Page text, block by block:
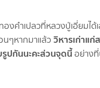
องคำเปลวที่หลวงปู่เอี่ยม
อนๆหากมาแล้ววิหารเก่าแ
รูปกันนะคะส่วนจุดนี้อย่าง